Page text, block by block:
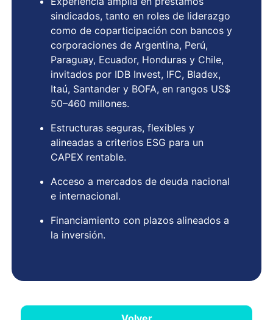
sindicados, tanto en roles de liderazgo
como de coparticipación con bancos y
corporaciones de Argentina, Perú,
Paraguay, Ecuador, Honduras y Chile,
invitados por IDB Invest, IFC, Bladex,
Itaú, Santander y BOFA, en rangos US$
50–460 millones.
Estructuras seguras, flexibles y
alineadas a criterios ESG para un
CAPEX rentable.
Acceso a mercados de deuda nacional
e internacional.
Financiamiento con plazos alineados a
la inversión.